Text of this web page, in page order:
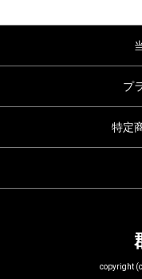
プ
特定
copyright